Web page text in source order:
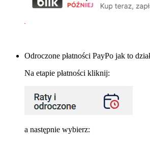
Odroczone płatności PayPo jak to
Na etapie płatności kliknij:
a następnie wybierz: